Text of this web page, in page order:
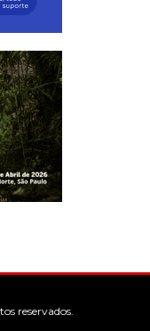
reservados.